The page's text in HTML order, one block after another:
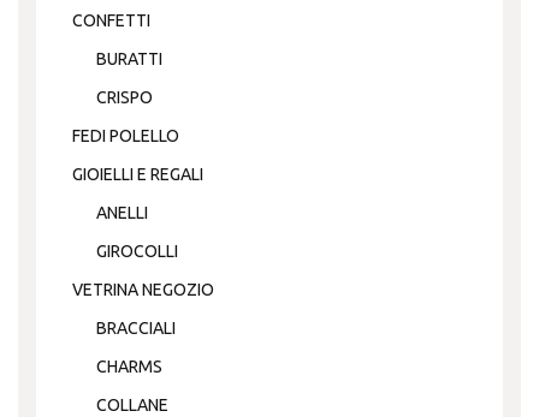
CONFETTI
BURATTI
CRISPO
FEDI POLELLO
GIOIELLI E REGALI
ANELLI
GIROCOLLI
VETRINA NEGOZIO
BRACCIALI
CHARMS
COLLANE